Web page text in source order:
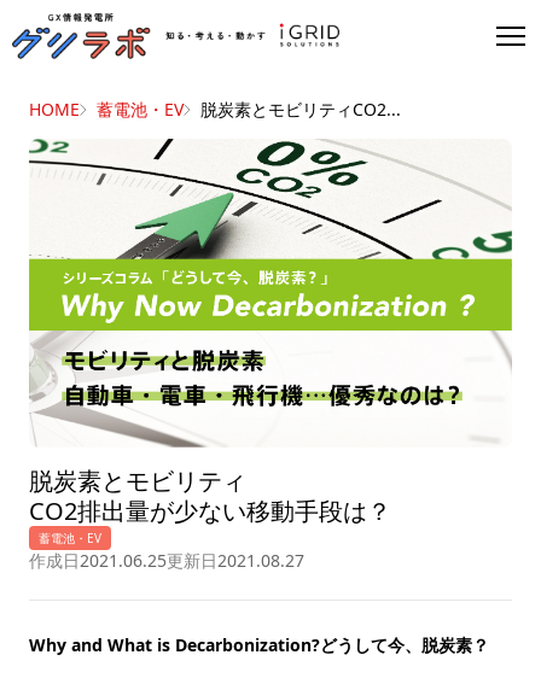
HOME 蓄電池・EV 脱炭素とモビリティCO2...
蓄電池・EV
作成日2021.06.25更新日2021.08.27
脱炭素とモビリティ
CO2排出量が少ない移動手段は？
Why and What is Decarbonization?どうして今、脱炭素？